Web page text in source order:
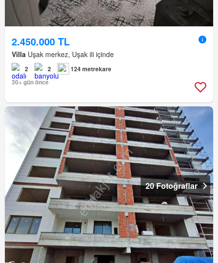
2.450.000 TL
Villa Uşak merkez, Uşak ili içinde
2 2
124 metrekare
30+ gün önce
20 Fotoğraflar